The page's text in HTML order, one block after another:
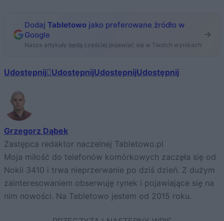
Dodaj Tabletowo jako preferowane źródło w
Google
Nasze artykuły będą częściej pojawiać się w Twoich wynikach
Udostępnij UdostępnijUdostępnijUdostępnij
Grzegorz Dąbek
Zastępca redaktor naczelnej Tabletowo.pl
Moja miłość do telefonów komórkowych zaczęła się od
Nokii 3410 i trwa nieprzerwanie po dziś dzień. Z dużym
zainteresowaniem obserwuję rynek i pojawiające się na
nim nowości. Na Tabletowo jestem od 2015 roku.